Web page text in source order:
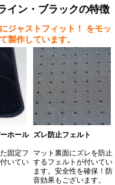
イン・ブラックの特徴
ジャストフィット！
をモッ
製作しています。
ホール
固定フ
いてい
ズレ防止フェルト
マット裏面にズレを防止
するフェルトが付いてい
ます。安全性を確保！防
音効果もございます。